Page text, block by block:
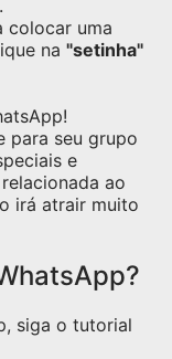
colocar uma
na "setinha"
para seu grupo
e
ao
irá atrair muito
siga o tutorial